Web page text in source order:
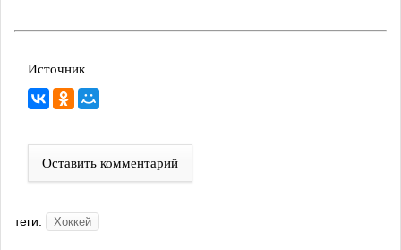
Источник
Оставить комментарий
теги: Хоккей